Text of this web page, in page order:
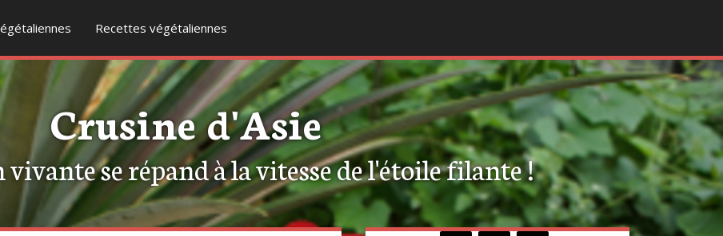
Recettes végétaliennes
Crusine d'Asie
se répand à la vitesse de l'étoile filante !